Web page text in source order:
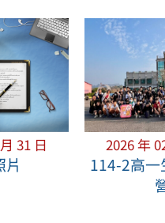
31 日 2026 年
114-2高一